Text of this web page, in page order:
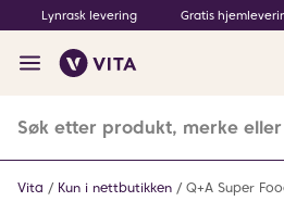
Lynrask levering Gratis
Vita Kun i nettbutikken Q+A Super